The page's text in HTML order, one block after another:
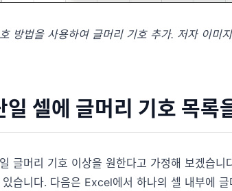
방법을 사용하여 글머리 기호 추가. 저자 이미
일 셀에 글머리 기호 목록
글머리 기호 이상을 원한다고 가정해 보겠습
있습니다. 다음은 Excel에서 하나의 셀 내부에